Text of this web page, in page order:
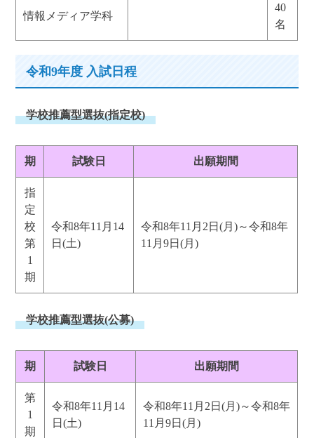
情報メディア学科
40
名
令和9年度 入試日程
学校推薦型選抜(指定校)
期 試験日 出願期間
指
定
校
第
1
期
令和8年11月14
日(土)
令和8年11月2日(月)～令和8年
11月9日(月)
学校推薦型選抜(公募)
期 試験日 出願期間
第
1
期
令和8年11月14
日(土)
令和8年11月2日(月)～令和8年
11月9日(月)